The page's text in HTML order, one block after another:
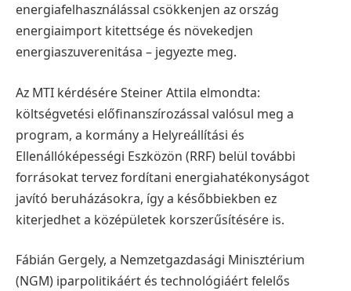
energiafelhasználással csökkenjen az ország
energiaimport kitettsége és növekedjen
energiaszuverenitása – jegyezte meg.
Az MTI kérdésére Steiner Attila elmondta:
költségvetési előfinanszírozással valósul meg a
program, a kormány a Helyreállítási és
Ellenállóképességi Eszközön (RRF) belül további
forrásokat tervez fordítani energiahatékonyságot
javító beruházásokra, így a későbbiekben ez
kiterjedhet a középületek korszerűsítésére is.
Fábián Gergely, a Nemzetgazdasági Minisztérium
(NGM) iparpolitikáért és technológiáért felelős